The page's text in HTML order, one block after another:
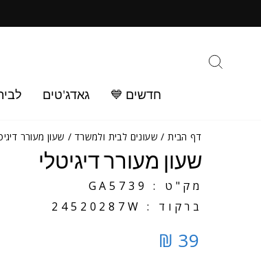
חדשים 💙 גאדג'טים
דף הבית/ שעונים לבית ולמשרד / שעון מעורר
שעון מעורר דיגיטלי
מק"ט : GA5739
ברקוד : 24520287W
39 ₪